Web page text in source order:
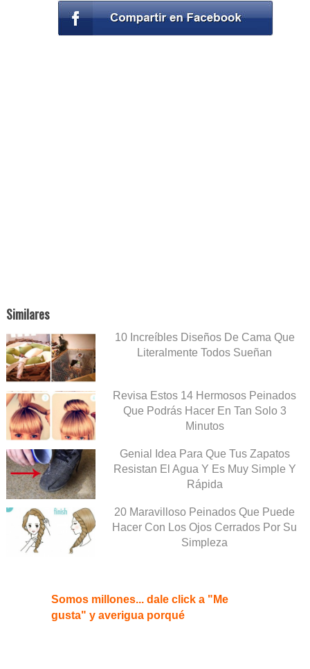
Similares
10 Increíbles Diseños De Cama Que
Literalmente Todos Sueñan
Revisa Estos 14 Hermosos Peinados
Que Podrás Hacer En Tan Solo 3
Minutos
Genial Idea Para Que Tus Zapatos
Resistan El Agua Y Es Muy Simple Y
Rápida
20 Maravilloso Peinados Que Puede
Hacer Con Los Ojos Cerrados Por Su
Simpleza
Somos millones... dale click a "Me
gusta" y averigua porqué